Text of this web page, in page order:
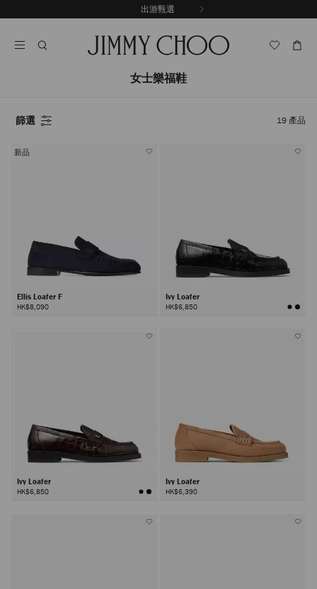
至
出游甄選
女士樂福鞋
篩選 19 產品
新品
Ellis Loafer F
HK$8,090
Ivy Loafer
HK$6,850
Ivy Loafer
HK$6,850
Ivy Loafer
HK$6,390